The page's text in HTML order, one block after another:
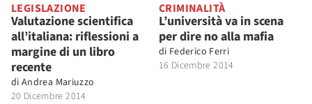
LEGISLAZIONE
Valutazione scientifica
all’italiana: riflessioni a
margine di un libro
recente
di Andrea Mariuzzo
20 Dicembre 2014
CRIMINALITÀ
L’università va in scena
per dire no alla mafia
di Federico Ferri
16 Dicembre 2014